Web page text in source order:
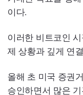
이다.
이러한 비트코인
제 상황과 깊게 연
올해 초 미국 증권
승인하면서 많은